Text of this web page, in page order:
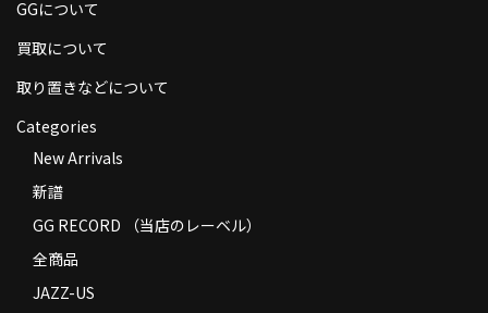
お支払い方法
返品
コンディション
特定商取引法に基づく表示
Contact
GGについて
買取について
取り置きなどについて
Categories
New Arrivals
新譜
GG RECORD （当店のレーベル）
全商品
JAZZ-US